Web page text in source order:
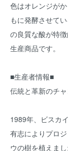
色はオレンジが
もに発酵させて
の良質な酸が特
生産商品です。
■生産者情報■
伝統と革新のチ
1989年、ビスカ
有志によりプロ
ウの樹を植えま